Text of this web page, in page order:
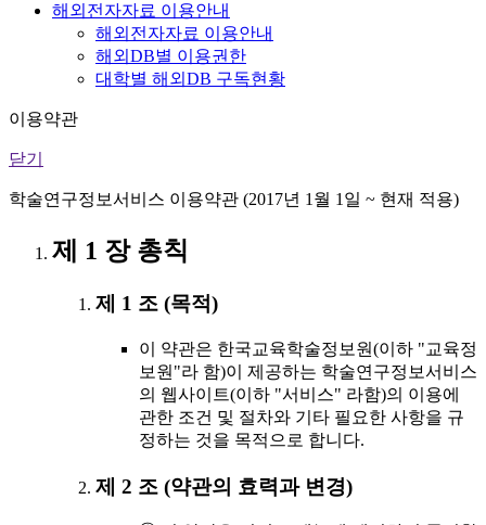
해외전자자료 이용안내
해외전자자료 이용안내
해외DB별 이용권한
대학별 해외DB 구독현황
이용약관
닫기
학술연구정보서비스 이용약관 (2017년 1월 1일 ~ 현재 적용)
제 1 장 총칙
제 1 조 (목적)
이 약관은 한국교육학술정보원(이하 "교육정
보원"라 함)이 제공하는 학술연구정보서비스
의 웹사이트(이하 "서비스" 라함)의 이용에
관한 조건 및 절차와 기타 필요한 사항을 규
정하는 것을 목적으로 합니다.
제 2 조 (약관의 효력과 변경)